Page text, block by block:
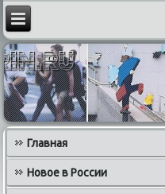
Главная
Новое в России